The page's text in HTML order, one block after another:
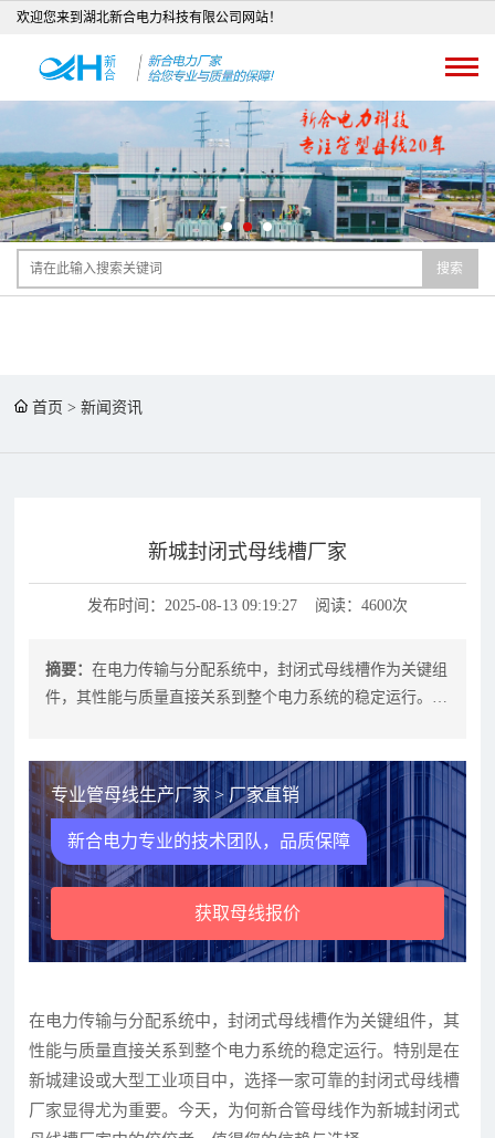
欢迎您来到湖北新合电力科技有限公司网站！
搜索
首页 >新闻资讯
新城封闭式母线槽厂家
发布时间：2025-08-13 09:19:27 阅读：4600次
摘要：在电力传输与分配系统中，封闭式母线槽作为关键组
件，其性能与质量直接关系到整个电力系统的稳定运行。特
专业管母线生产厂家 > 厂家直销
新合电力专业的技术团队，品质保障
获取母线报价
在电力传输与分配系统中，封闭式母线槽作为关键组件，其
性能与质量直接关系到整个电力系统的稳定运行。特别是在
新城建设或大型工业项目中，选择一家可靠的封闭式母线槽
厂家显得尤为重要。今天，为何新合管母线作为新城封闭式